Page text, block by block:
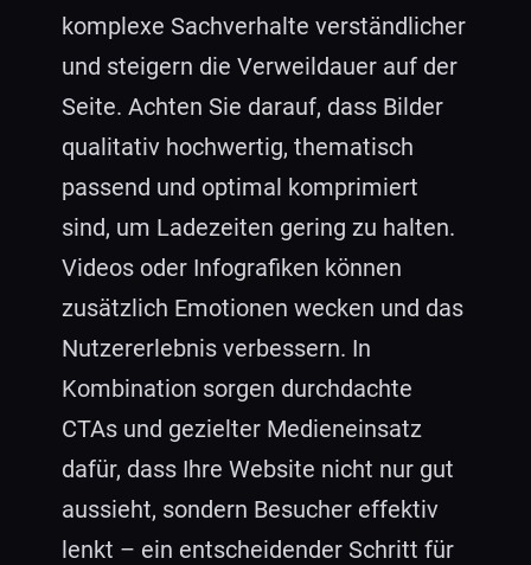
komplexe Sachverhalte verständlicher
und steigern die Verweildauer auf der
Seite. Achten Sie darauf, dass Bilder
qualitativ hochwertig, thematisch
passend und optimal komprimiert
sind, um Ladezeiten gering zu halten.
Videos oder Infografiken können
zusätzlich Emotionen wecken und das
Nutzererlebnis verbessern. In
Kombination sorgen durchdachte
CTAs und gezielter Medieneinsatz
dafür, dass Ihre Website nicht nur gut
aussieht, sondern Besucher effektiv
lenkt – ein entscheidender Schritt für